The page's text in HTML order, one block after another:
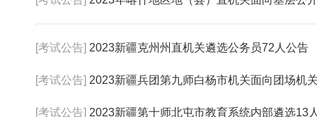
[考试公告] 2023新疆克州州直机关遴选公务员72人公告
[考试公告] 2023新疆兵团第九师白杨市机关面向团场机
[考试公告] 2023新疆第十师北屯市教育系统内部遴选13